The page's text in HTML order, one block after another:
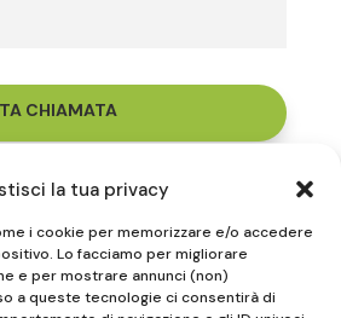
la tua privacy
i cookie per memorizzare e/o accedere
Lo facciamo per migliorare
e per mostrare annunci (non)
a queste tecnologie ci consentirà di
CHIAMATA
di Celle Ligure
14
LIGURE (SV)